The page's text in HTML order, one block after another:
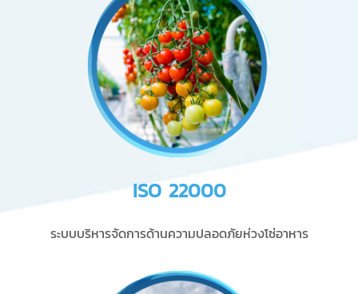
ISO 22000
ระบบบริหารจัดการด้านความปลอดภัยห่วงโซ่อาหาร